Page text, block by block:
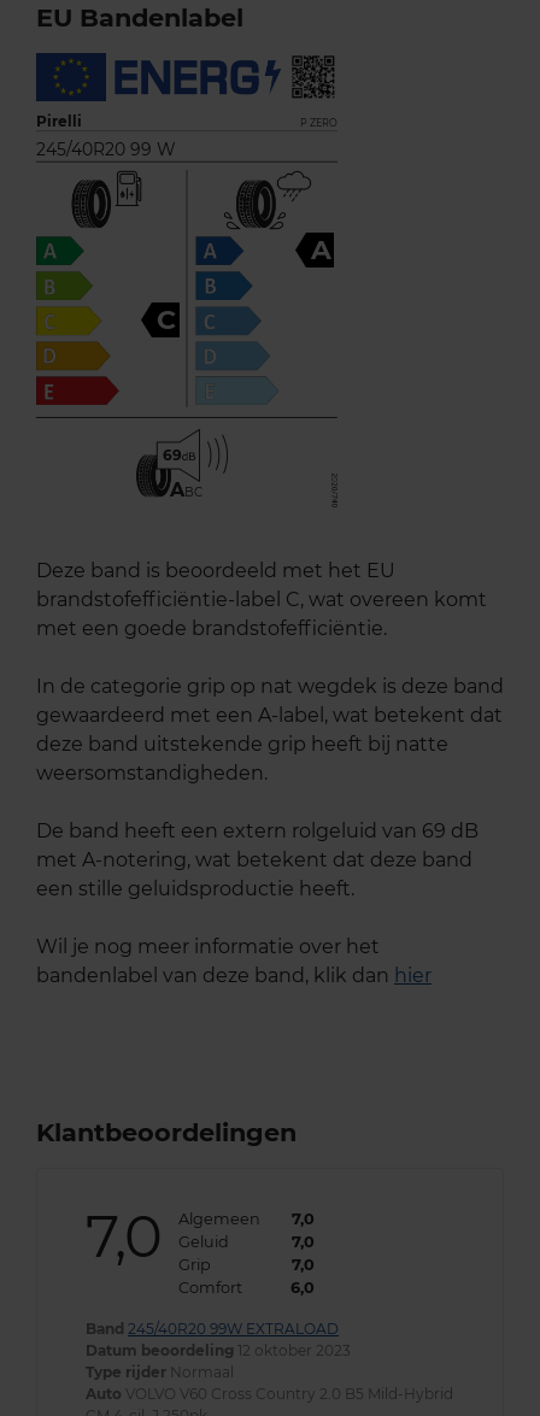
EU Bandenlabel
Pirelli P ZERO
245/40R20 99 W
C
A
69
ABC
Deze band is beoordeeld met het EU
brandstofefficiëntie-label C, wat overeen komt
met een goede brandstofefficiëntie.
In de categorie grip op nat wegdek is deze band
gewaardeerd met een A-label, wat betekent dat
deze band uitstekende grip heeft bij natte
weersomstandigheden.
De band heeft een extern rolgeluid van 69 dB
met A-notering, wat betekent dat deze band
een stille geluidsproductie heeft.
Wil je nog meer informatie over het
bandenlabel van deze band, klik dan hier
Klantbeoordelingen
7,0 Algemeen
7,0
Geluid
7,0
Grip
7,0
Comfort
6,0
Band 245/40R20 99W EXTRALOAD
Datum beoordeling 12 oktober 2023
Type rijder Normaal
Auto VOLVO V60 Cross Country 2.0 B5 Mild-Hybrid